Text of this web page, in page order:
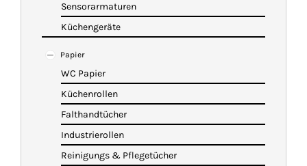
WARENKORB
Sensorarmaturen
Küchengeräte
Papier
WC Papier
Küchenrollen
Falthandtücher
Industrierollen
Reinigungs & Pflegetücher